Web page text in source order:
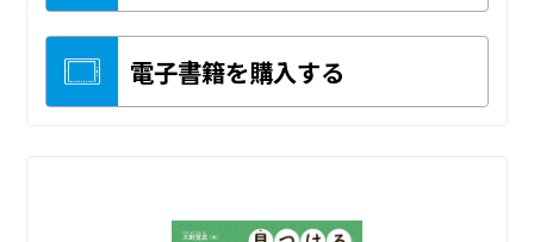
電子書籍を購入する